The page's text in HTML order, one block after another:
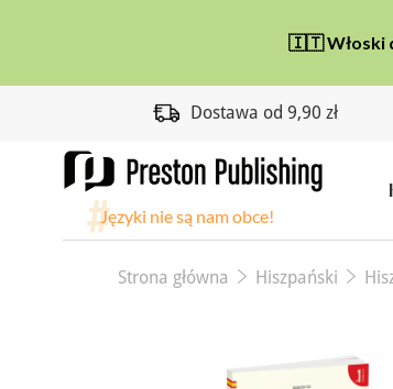
Dostawa od 9,90 zł
Strona główna Hiszpański